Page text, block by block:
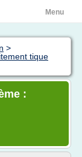
Menu
>
tique
: